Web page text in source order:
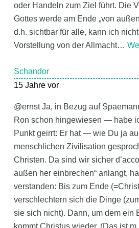
oder Handeln zum Ziel führt. Die
Gottes werde am Ende „von
d.h. sichtbar für alle, kann ich
Vorstellung von der Allmacht…
Schandor
15 Jahre vor
@ernst Ja, in Bezug auf
Ron schon hingewiesen — habe
Punkt geirrt: Er hat — wie Du ja
menschlichen Zivilisation
Christen. Da sind wir sicher
außen her einbrechen“ anlangt,
verstanden: Bis zum Ende
verschlechtern sich die Dinge
sie sich nicht). Dann, um dem ein